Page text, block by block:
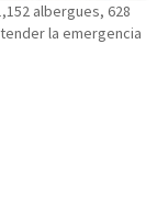
albergues, 628
la emergencia